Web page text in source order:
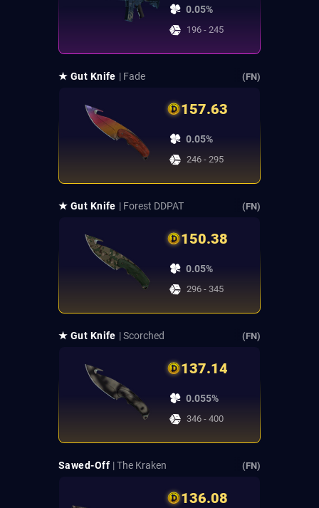
0.05%
196 - 245
★ Gut Knife | Fade (FN)
157.63
0.05%
246 - 295
★ Gut Knife | Forest DDPAT (FN)
150.38
0.05%
296 - 345
★ Gut Knife | Scorched (FN)
137.14
0.055%
346 - 400
Sawed-Off | The Kraken (FN)
136.08